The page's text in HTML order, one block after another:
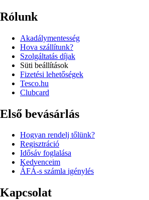
Rólunk
Akadálymentesség
Hova szállítunk?
Szolgáltatás díjak
Süti beállítások
Fizetési lehetőségek
Tesco.hu
Clubcard
Első bevásárlás
Hogyan rendelj tőlünk?
Regisztráció
Idősáv foglalása
Kedvenceim
ÁFÁ-s számla igénylés
Kapcsolat